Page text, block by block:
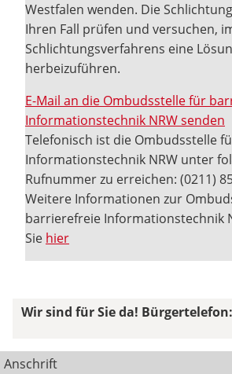
Westfalen wenden. Die
Ihren Fall prüfen und versuchen,
Schlichtungsverfahrens eine
herbeizuführen.
E-Mail an die Ombudsstelle für
Informationstechnik NRW senden
Telefonisch ist die Ombudsstelle
Informationstechnik NRW unter
Rufnummer zu erreichen: (0211)
Weitere Informationen zur
barrierefreie Informationstechnik
Sie hier
Wir sind für Sie da! Bürgertelefon:
Anschrift